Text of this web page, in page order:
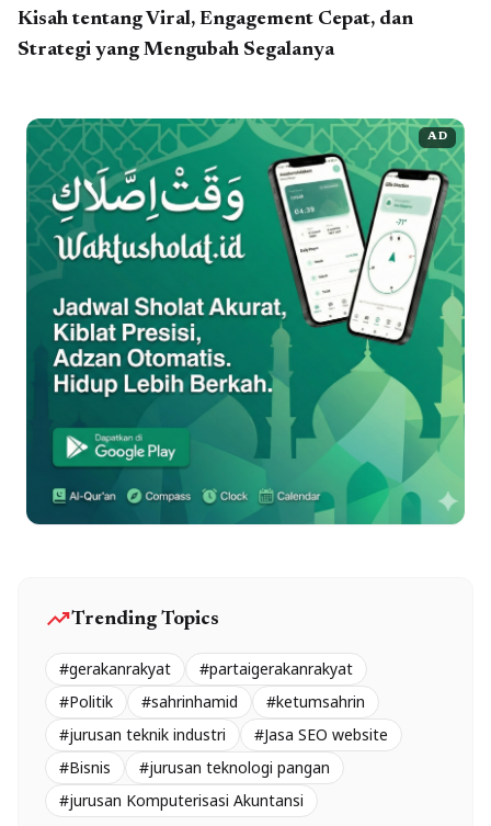
Kisah tentang Viral, Engagement Cepat, dan
Strategi yang Mengubah Segalanya
AD
trending_upTrending Topics
#gerakanrakyat
#partaigerakanrakyat
#Politik
#sahrinhamid
#ketumsahrin
#jurusan teknik industri
#Jasa SEO website
#Bisnis
#jurusan teknologi pangan
#jurusan Komputerisasi Akuntansi